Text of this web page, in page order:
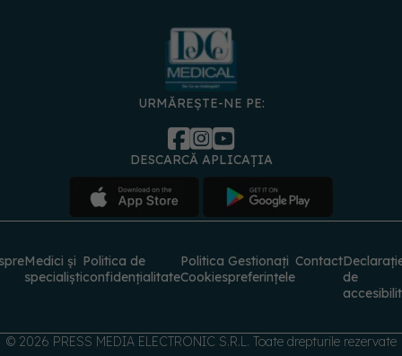
URMĂREȘTE-NE PE:
Medici și Politica de
Politica Gestionați Contact
© 2026 PRESS MEDIA ELECTRONIC S.R.L. Toate drepturile rezervate